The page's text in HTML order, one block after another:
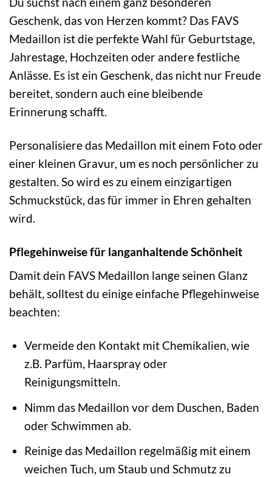
Geschenk, das von Herzen kommt? Das FAVS
Medaillon ist die perfekte Wahl für Geburtstage,
Jahrestage, Hochzeiten oder andere festliche
Anlässe. Es ist ein Geschenk, das nicht nur Freude
bereitet, sondern auch eine bleibende
Erinnerung schafft.
Personalisiere das Medaillon mit einem Foto oder
einer kleinen Gravur, um es noch persönlicher zu
gestalten. So wird es zu einem einzigartigen
Schmuckstück, das für immer in Ehren gehalten
wird.
Pflegehinweise für langanhaltende Schönheit
Damit dein FAVS Medaillon lange seinen Glanz
behält, solltest du einige einfache Pflegehinweise
beachten:
Vermeide den Kontakt mit Chemikalien, wie
z.B. Parfüm, Haarspray oder
Reinigungsmitteln.
Nimm das Medaillon vor dem Duschen, Baden
oder Schwimmen ab.
Reinige das Medaillon regelmäßig mit einem
weichen Tuch, um Staub und Schmutz zu